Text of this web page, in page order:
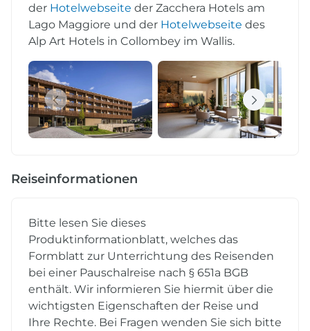
der Hotelwebseite der Zacchera Hotels am
Lago Maggiore und der Hotelwebseite des
Alp Art Hotels in Collombey im Wallis.
Reiseinformationen
Bitte lesen Sie dieses
Produktinformationblatt, welches das
Formblatt zur Unterrichtung des Reisenden
bei einer Pauschalreise nach § 651a BGB
enthält. Wir informieren Sie hiermit über die
wichtigsten Eigenschaften der Reise und
Ihre Rechte. Bei Fragen wenden Sie sich bitte